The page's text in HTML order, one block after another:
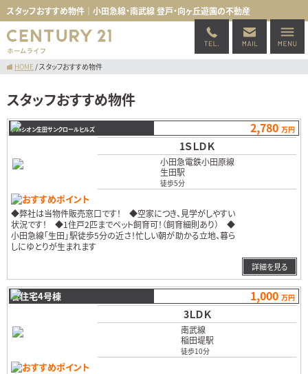
スタッフおすすめ物件｜小田急線・南武線 登戸・向ヶ丘遊園の不動産
HOME/スタッフおすすめ物件
スタッフおすすめ物件
アルシオン生田サンクロールヒルズ 2,780 万円
1ＳＬＤＫ
小田急電鉄小田原線
生田駅
徒歩5分
詳細を見る
おすすめポイント
◆弊社は当物件販売窓口です！ ◆空家につき、見学がしやすい
状況です！ ◆1住戸2匹までペット飼育可！（飼育細則あり） ◆
小田急線「生田」駅徒歩5分の近さ！忙しい朝が助かる立地、暮ら
しにゆとりが生まれます
菅住宅4号棟 1,000 万円
3ＬＤＫ
南武線
稲田堤駅
徒歩10分
おすすめポイント